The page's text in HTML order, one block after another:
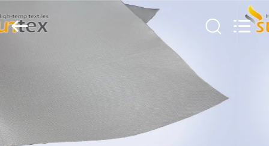
PRODOTTI
SU
Suntex
Composite
Industrial